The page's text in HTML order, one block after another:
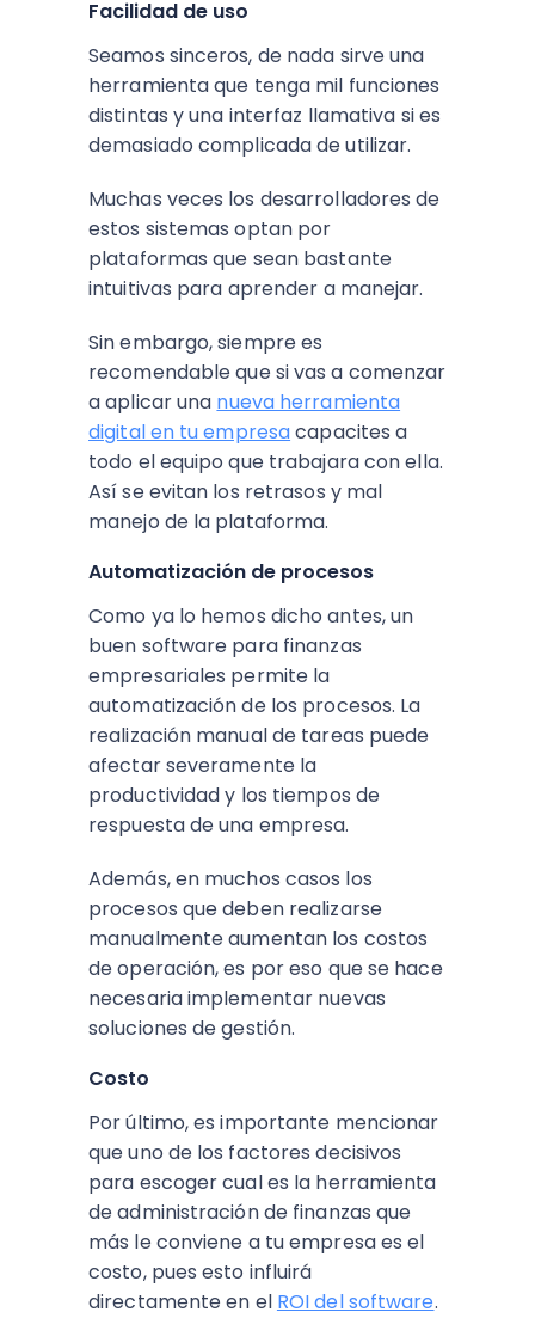
Facilidad de uso
Seamos sinceros, de nada sirve una
herramienta que tenga mil funciones
distintas y una interfaz llamativa si es
demasiado complicada de utilizar.
Muchas veces los desarrolladores de
estos sistemas optan por
plataformas que sean bastante
intuitivas para aprender a manejar.
Sin embargo, siempre es
recomendable que si vas a comenzar
a aplicar una nueva herramienta
digital en tu empresacapacites a
todo el equipo que trabajara con ella.
Así se evitan los retrasos y mal
manejo de la plataforma.
Automatización de procesos
Como ya lo hemos dicho antes, un
buen software para finanzas
empresariales permite la
automatización de los procesos. La
realización manual de tareas puede
afectar severamente la
productividad y los tiempos de
respuesta de una empresa.
Además, en muchos casos los
procesos que deben realizarse
manualmente aumentan los costos
de operación, es por eso que se hace
necesaria implementar nuevas
soluciones de gestión.
Costo
Por último, es importante mencionar
que uno de los factores decisivos
para escoger cual es la herramienta
de administración de finanzas que
más le conviene a tu empresa es el
costo, pues esto influirá
directamente en el ROI del software.